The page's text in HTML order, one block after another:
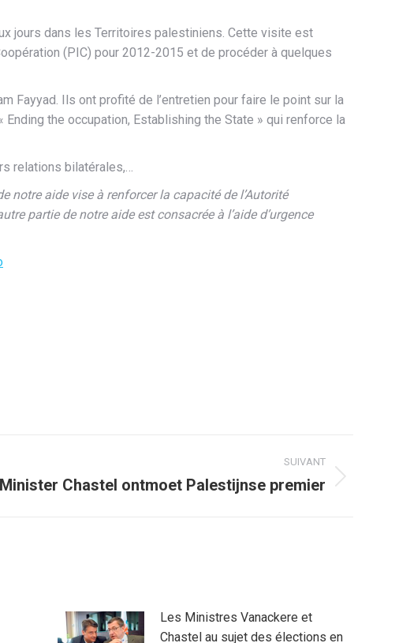
jours dans les Territoires palestiniens. Cette visite est
(PIC) pour 2012-2015 et de procéder à quelques
Fayyad. Ils ont profité de l’entretien pour faire le point sur la
the occupation, Establishing the State » qui renforce la
relations bilatérales,…
notre aide vise à renforcer la capacité de l’Autorité
partie de notre aide est consacrée à l’aide d’urgence
SUIVANT
Minister Chastel ontmoet Palestijnse premier
Les Ministres Vanackere et
Chastel au sujet des élections en